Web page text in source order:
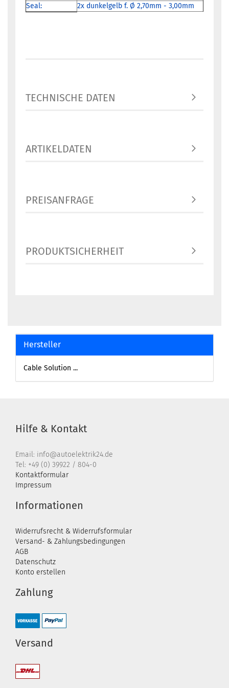
Seal:
2x dunkelgelb f. Ø 2,70mm - 3,00mm
TECHNISCHE DATEN
ARTIKELDATEN
PREISANFRAGE
PRODUKTSICHERHEIT
Hersteller
Cable Solution ...
Hilfe & Kontakt
Email: info@autoelektrik24.de
Tel: +49 (0) 39922 / 804-0
Kontaktformular
Impressum
Informationen
Widerrufsrecht & Widerrufsformular
Versand- & Zahlungsbedingungen
AGB
Datenschutz
Konto erstellen
Zahlung
Versand